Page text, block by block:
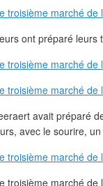
ont préparé leurs
avait préparé
avec le sourire,